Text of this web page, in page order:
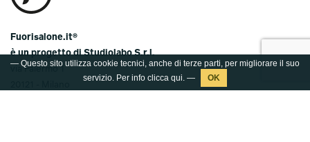
— Questo sito utilizza cookie tecnici, anche di terze parti, per migliorare il suo
servizio. Per info clicca qui. —
Fuorisalone.it®
è un progetto di Studiolabo S.r.l.
via Palermo 1